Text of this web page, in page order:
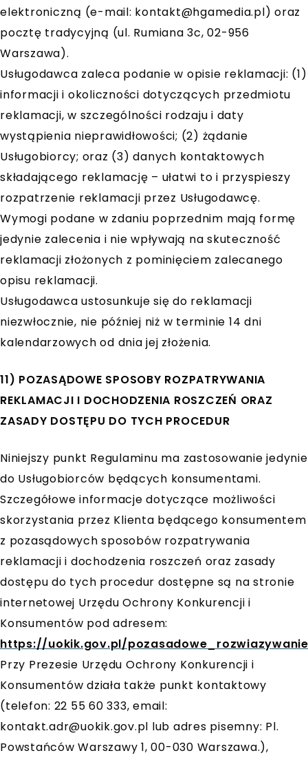
elektroniczną (e-mail: kontakt@hgamedia.pl) oraz
pocztę tradycyjną (ul. Rumiana 3c, 02-956
Warszawa).
Usługodawca zaleca podanie w opisie reklamacji: (1)
informacji i okoliczności dotyczących przedmiotu
reklamacji, w szczególności rodzaju i daty
wystąpienia nieprawidłowości; (2) żądanie
Usługobiorcy; oraz (3) danych kontaktowych
składającego reklamację – ułatwi to i przyspieszy
rozpatrzenie reklamacji przez Usługodawcę.
Wymogi podane w zdaniu poprzednim mają formę
jedynie zalecenia i nie wpływają na skuteczność
reklamacji złożonych z pominięciem zalecanego
opisu reklamacji.
Usługodawca ustosunkuje się do reklamacji
niezwłocznie, nie później niż w terminie 14 dni
kalendarzowych od dnia jej złożenia.
11) POZASĄDOWE SPOSOBY ROZPATRYWANIA
REKLAMACJI I DOCHODZENIA ROSZCZEŃ ORAZ
ZASADY DOSTĘPU DO TYCH PROCEDUR
Niniejszy punkt Regulaminu ma zastosowanie jedynie
do Usługobiorców będących konsumentami.
Szczegółowe informacje dotyczące możliwości
skorzystania przez Klienta będącego konsumentem
z pozasądowych sposobów rozpatrywania
reklamacji i dochodzenia roszczeń oraz zasady
dostępu do tych procedur dostępne są na stronie
internetowej Urzędu Ochrony Konkurencji i
Konsumentów pod adresem:
https://uokik.gov.pl/
Przy Prezesie Urzędu Ochrony Konkurencji i
Konsumentów działa także punkt kontaktowy
(telefon: 22 55 60 333, email:
kontakt.adr@uokik.gov.pl lub adres pisemny: Pl.
Powstańców Warszawy 1, 00-030 Warszawa.),